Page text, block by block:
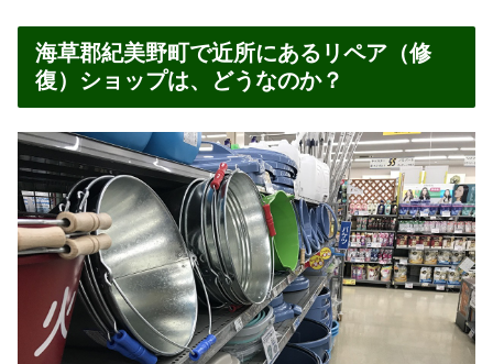
海草郡紀美野町で近所にあるリペア（修
復）ショップは、どうなのか？